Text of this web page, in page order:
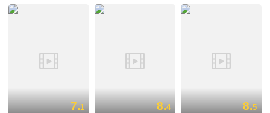
7.1 8.4 8.5